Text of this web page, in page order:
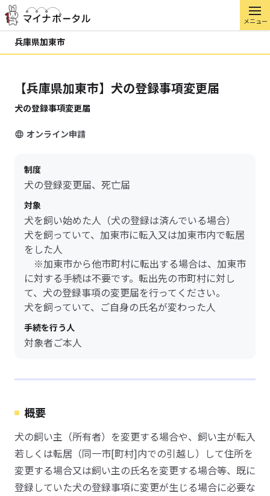
メニュー
兵庫県加東市
【兵庫県加東市】犬の登録事項変更届
犬の登録事項変更届
オンライン申請
制度
犬の登録変更届、死亡届
対象
犬を飼い始めた人（犬の登録は済んでいる場合）
犬を飼っていて、加東市に転入又は加東市内で転居
をした人
※加東市から他市町村に転出する場合は、加東市
に対する手続は不要です。転出先の市町村に対し
て、犬の登録事項の変更届を行ってください。
犬を飼っていて、ご自身の氏名が変わった人
手続を行う人
対象者ご本人
概要
犬の飼い主（所有者）を変更する場合や、飼い主が転入
若しくは転居（同一市[町村]内での引越し）して住所を
変更する場合又は飼い主の氏名を変更する場合等、既に
登録していた犬の登録事項に変更が生じる場合に必要な